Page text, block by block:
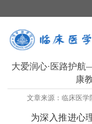
大爱润心·医路护
康
文章来源：临床医学
为深入推进心